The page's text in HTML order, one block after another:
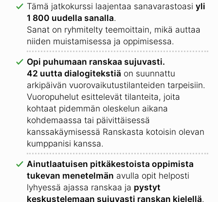
Tämä jatkokurssi laajentaa sanavarastoasi yli
1 800 uudella sanalla.
Sanat on ryhmitelty teemoittain, mikä auttaa
niiden muistamisessa ja oppimisessa.
Opi puhumaan ranskaa sujuvasti.
42 uutta dialogitekstiä on suunnattu
arkipäivän vuorovaikutustilanteiden tarpeisiin.
Vuoropuhelut esittelevät tilanteita, joita
kohtaat pidemmän oleskelun aikana
kohdemaassa tai päivittäisessä
kanssakäymisessä Ranskasta kotoisin olevan
kumppanisi kanssa.
Ainutlaatuisen pitkäkestoista oppimista
tukevan menetelmän avulla opit helposti
lyhyessä ajassa ranskaa ja pystyt
keskustelemaan sujuvasti ranskan kielellä.